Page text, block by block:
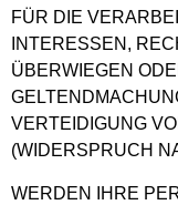
FÜR DIE
INTERESSEN,
ÜBERWIEGEN
VERTEIDIGUNG
(WIDERSPRUCH
WERDEN IHRE